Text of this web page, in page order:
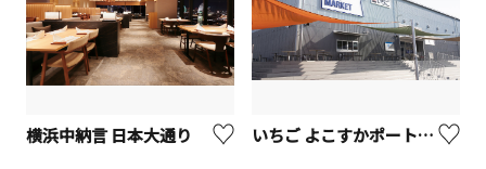
横浜中納言 日本大通り いちご よこすかポートマーケット - YOKOSUKA PORT MARKET